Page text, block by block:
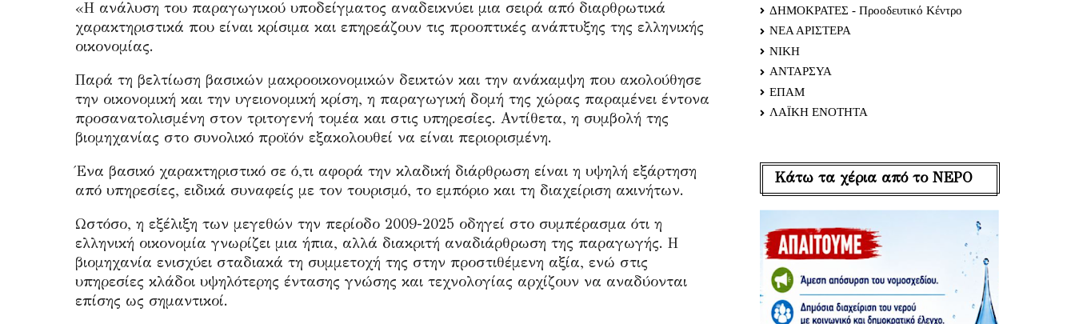
«Η ανάλυση του παραγωγικού υποδείγματος αναδεικνύει μια σειρά από διαρθρωτικά
χαρακτηριστικά που είναι κρίσιμα και επηρεάζουν τις προοπτικές ανάπτυξης της ελληνικής
οικονομίας.
Παρά τη βελτίωση βασικών μακροοικονομικών δεικτών και την ανάκαμψη που ακολούθησε
την οικονομική και την υγειονομική κρίση, η παραγωγική δομή της χώρας παραμένει έντονα
προσανατολισμένη στον τριτογενή τομέα και στις υπηρεσίες. Αντίθετα, η συμβολή της
βιομηχανίας στο συνολικό προϊόν εξακολουθεί να είναι περιορισμένη.
Ένα βασικό χαρακτηριστικό σε ό,τι αφορά την κλαδική διάρθρωση είναι η υψηλή εξάρτηση
από υπηρεσίες, ειδικά συναφείς με τον τουρισμό, το εμπόριο και τη διαχείριση ακινήτων.
Ωστόσο, η εξέλιξη των μεγεθών την περίοδο 2009-2025 οδηγεί στο συμπέρασμα ότι η
ελληνική οικονομία γνωρίζει μια ήπια, αλλά διακριτή αναδιάρθρωση της παραγωγής. Η
βιομηχανία ενισχύει σταδιακά τη συμμετοχή της στην προστιθέμενη αξία, ενώ στις
υπηρεσίες κλάδοι υψηλότερης έντασης γνώσης και τεχνολογίας αρχίζουν να αναδύονται
επίσης ως σημαντικοί.
ΔΗΜΟΚΡΑΤΕΣ - Προοδευτικό Κέντρο
ΝΕΑ ΑΡΙΣΤΕΡΑ
ΝΙΚΗ
ΑΝΤΑΡΣΥΑ
ΕΠΑΜ
ΛΑΪΚΗ ΕΝΟΤΗΤΑ
Κάτω τα χέρια από το ΝΕΡΟ